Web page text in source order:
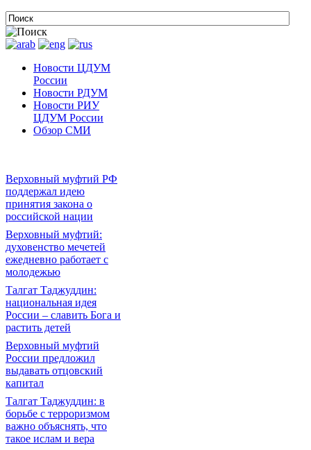
Новости ЦДУМ
России
Новости РДУМ
Новости РИУ
ЦДУМ России
Обзор СМИ
Верховный муфтий РФ
поддержал идею
принятия закона о
российской нации
Верховный муфтий:
духовенство мечетей
ежедневно работает с
молодежью
Талгат Таджуддин:
национальная идея
России – славить Бога и
растить детей
Верховный муфтий
России предложил
выдавать отцовский
капитал
Талгат Таджуддин: в
борьбе с терроризмом
важно объяснять, что
такое ислам и вера